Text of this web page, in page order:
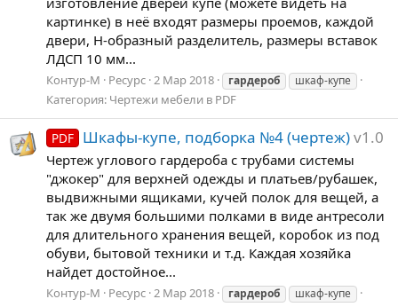
картинке) в неё входят размеры проемов, каждой
двери, Н-образный разделитель, размеры вставок
ЛДСП 10 мм...
Контур-М Ресурс 2 Мар 2018 гардероб шкаф-купе
Категория: Чертежи мебели в PDF
PDF Шкафы-купе, подборка №4 (чертеж)v1.0
Чертеж углового гардероба с трубами системы
"джокер" для верхней одежды и платьев/рубашек,
выдвижными ящиками, кучей полок для вещей, а
так же двумя большими полками в виде антресоли
для длительного хранения вещей, коробок из под
обуви, бытовой техники и т.д. Каждая хозяйка
найдет достойное...
Контур-М Ресурс 2 Мар 2018 гардероб шкаф-купе